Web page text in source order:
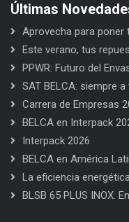
Últimas
Aprovecha para poner
Este verano, tus
PPWR: Futuro del
SAT BELCA: siempre a
Carrera de Empresas
BELCA en Interpack
Interpack 2026
BELCA en América
La eficiencia
BLSB 65 PLUS INOX.